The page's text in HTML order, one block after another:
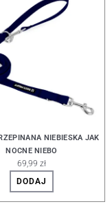
NIEBIESKA JAK
NOCNE NIEBO
69,99 zł
DODAJ